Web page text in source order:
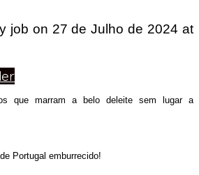
job on 27 de Julho de 2024at
que marram a belo deleite sem lugar a
Portugal emburrecido!